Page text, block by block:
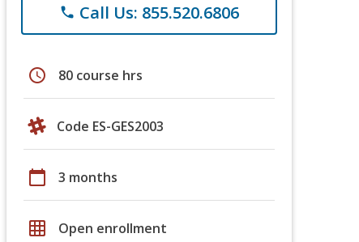
phone Call Us: 855.520.6806
schedule 80 course hrs
Code ES-GES2003
calendar_today 3 months
grid_on Open enrollment